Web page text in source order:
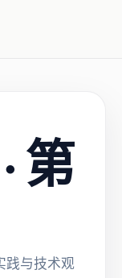
第
践与技术观